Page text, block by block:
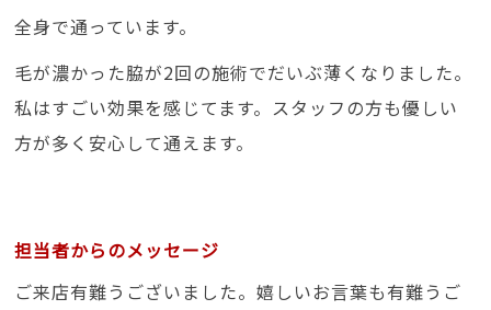
全身で通っています。
毛が濃かった脇が2回の施術でだいぶ薄くなりました。
私はすごい効果を感じてます。スタッフの方も優しい
方が多く安心して通えます。
担当者からのメッセージ
ご来店有難うございました。嬉しいお言葉も有難うご